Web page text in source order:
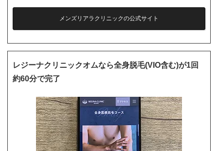
メンズリアラクリニックの公式サイト
レジーナクリニックオムなら全身脱毛(VIO含む)が1回
約60分で完了